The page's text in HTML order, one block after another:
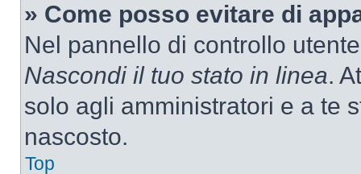
» Come posso evitare di
Nel pannello di controllo
Nascondi il tuo stato in linea.
solo agli amministratori e a te
nascosto.
Top